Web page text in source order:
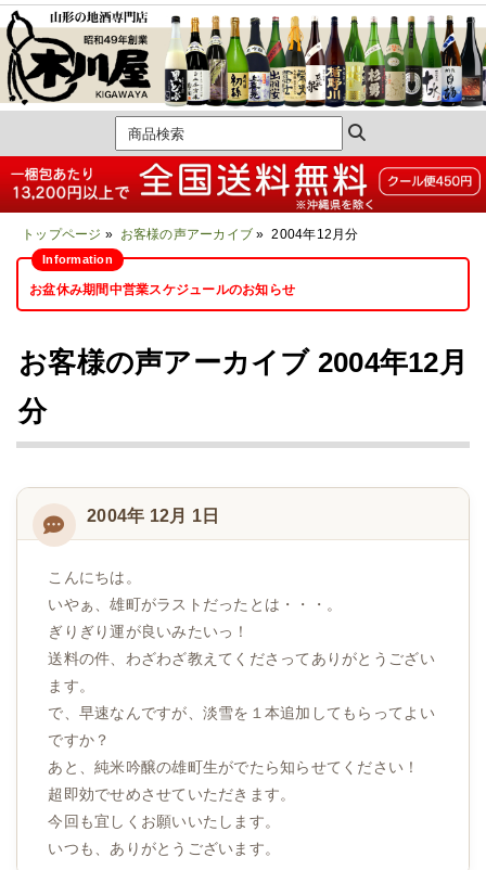
トップページ » お客様の声アーカイブ » 2004年12月分
お盆休み期間中営業スケジュールのお知らせ
お客様の声アーカイブ 2004年12月
分
2004年 12月 1日
こんにちは。
いやぁ、雄町がラストだったとは・・・。
ぎりぎり運が良いみたいっ！
送料の件、わざわざ教えてくださってありがとうござい
ます。
で、早速なんですが、淡雪を１本追加してもらってよい
ですか？
あと、純米吟醸の雄町生がでたら知らせてください！
超即効でせめさせていただきます。
今回も宜しくお願いいたします。
いつも、ありがとうございます。